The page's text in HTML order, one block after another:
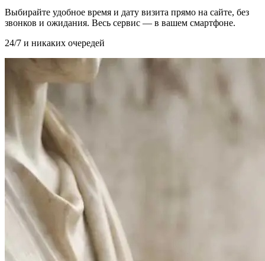
Выбирайте удобное время и дату визита прямо на сайте, без
звонков и ожидания. Весь сервис — в вашем смартфоне.
24/7 и никаких очередей